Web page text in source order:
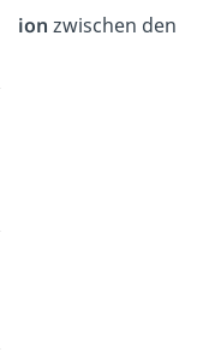
zwischen den